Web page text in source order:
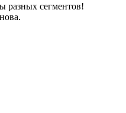
разных сегментов!